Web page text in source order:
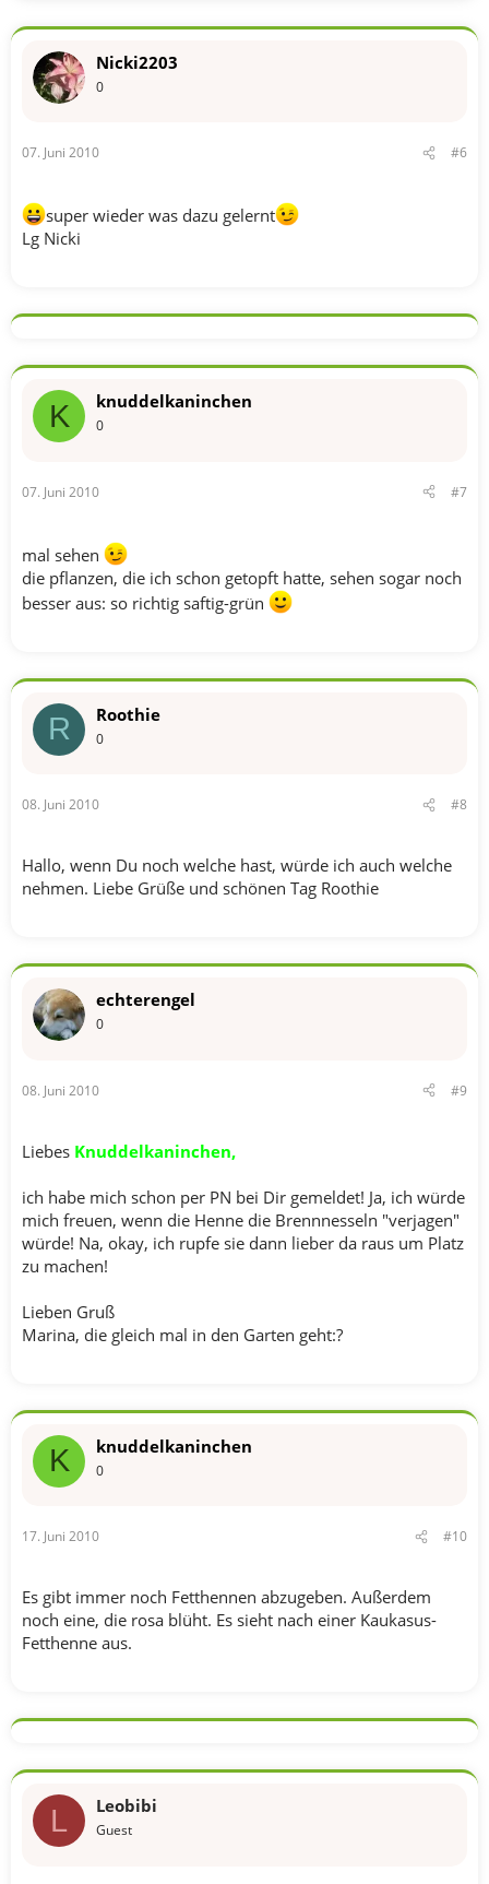
Nicki2203
0
07. Juni 2010 #6
super wieder was dazu gelernt
Lg Nicki
K knuddelkaninchen
0
07. Juni 2010 #7
mal sehen
die pflanzen, die ich schon getopft hatte, sehen sogar noch
besser aus: so richtig saftig-grün
R Roothie
0
08. Juni 2010 #8
Hallo, wenn Du noch welche hast, würde ich auch welche
nehmen. Liebe Grüße und schönen Tag Roothie
echterengel
0
08. Juni 2010 #9
Liebes Knuddelkaninchen,
ich habe mich schon per PN bei Dir gemeldet! Ja, ich würde
mich freuen, wenn die Henne die Brennnesseln "verjagen"
würde! Na, okay, ich rupfe sie dann lieber da raus um Platz
zu machen!
Lieben Gruß
Marina, die gleich mal in den Garten geht:?
K knuddelkaninchen
0
17. Juni 2010 #10
Es gibt immer noch Fetthennen abzugeben. Außerdem
noch eine, die rosa blüht. Es sieht nach einer Kaukasus-
Fetthenne aus.
L Leobibi
Guest